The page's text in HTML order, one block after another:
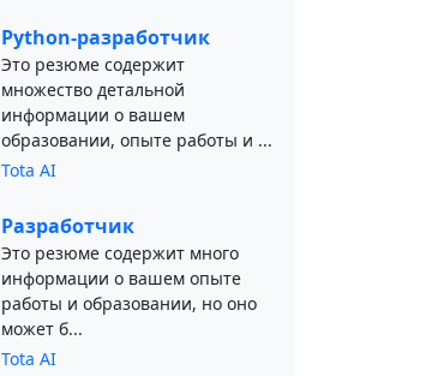
Python-разработчик
Это резюме содержит
множество детальной
информации о вашем
образовании, опыте работы и ...
Tota AI
Разработчик
Это резюме содержит много
информации о вашем опыте
работы и образовании, но оно
может б...
Tota AI